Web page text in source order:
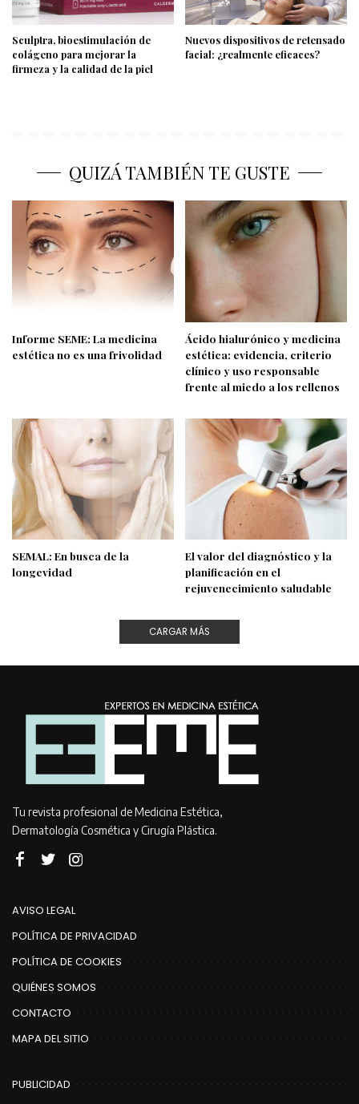
Sculptra, bioestimulación de
colágeno para mejorar la
firmeza y la calidad de la piel
Nuevos dispositivos de retensado
facial: ¿realmente eficaces?
QUIZÁ TAMBIÉN TE GUSTE
Informe SEME: La medicina
estética no es una frivolidad
Ácido hialurónico y medicina
estética: evidencia, criterio
clínico y uso responsable
frente al miedo a los rellenos
SEMAL: En busca de la
longevidad
El valor del diagnóstico y la
planificación en el
rejuvenecimiento saludable
CARGAR MÁS
Tu revista profesional de Medicina Estética,
Dermatología Cosmética y Cirugía Plástica.
AVISO LEGAL
POLÍTICA DE PRIVACIDAD
POLÍTICA DE COOKIES
QUIÉNES SOMOS
CONTACTO
MAPA DEL SITIO
PUBLICIDAD